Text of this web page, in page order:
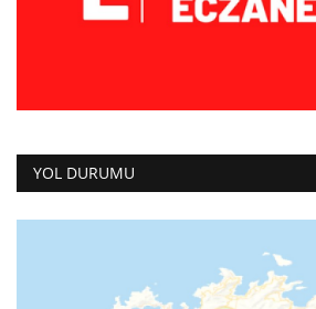
YOL DURUMU